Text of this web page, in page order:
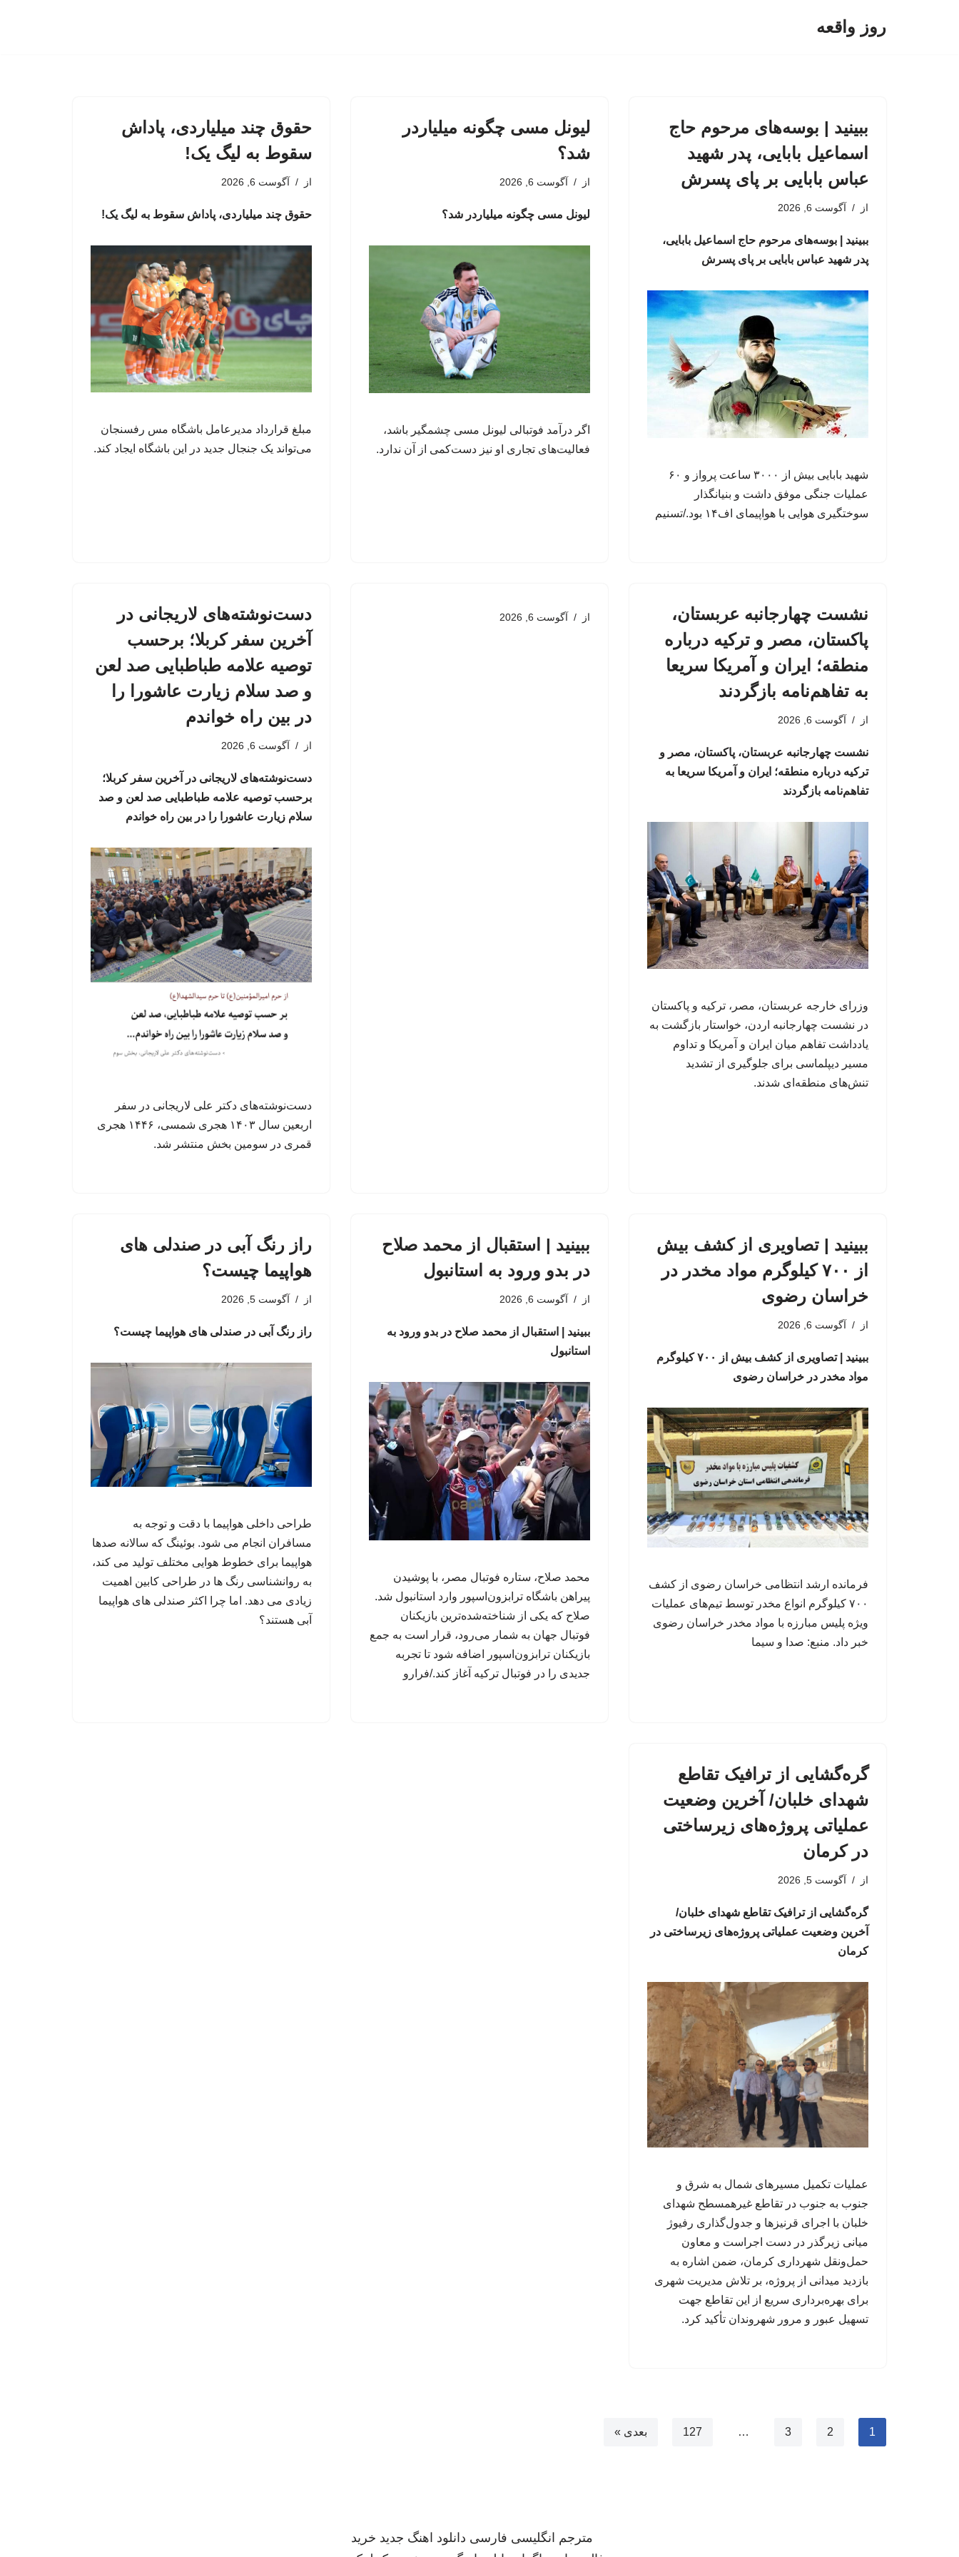
روز واقعه
ببینید | بوسه‌های مرحوم حاج
اسماعیل بابایی، پدر شهید
عباس بابایی بر پای پسرش
از آگوست 6, 2026
ببینید | بوسه‌های مرحوم حاج اسماعیل بابایی،
پدر شهید عباس بابایی بر پای پسرش
شهید بابایی بیش از ۳۰۰۰ ساعت پرواز و ۶۰
عملیات جنگی موفق داشت و بنیانگذار
سوختگیری هوایی با هواپیمای اف۱۴ بود./تسنیم
لیونل مسی چگونه میلیاردر
شد؟
از آگوست 6, 2026
لیونل مسی چگونه میلیاردر شد؟
اگر درآمد فوتبالی لیونل مسی چشمگیر باشد،
فعالیت‌های تجاری او نیز دست‌کمی از آن ندارد.
حقوق چند میلیاردی، پاداش
سقوط به لیگ یک!
از آگوست 6, 2026
حقوق چند میلیاردی، پاداش سقوط به لیگ یک!
مبلغ قرارداد مدیرعامل باشگاه مس رفسنجان
می‌تواند یک جنجال جدید در این باشگاه ایجاد کند.
نشست چهارجانبه عربستان،
پاکستان، مصر و ترکیه درباره
منطقه؛ ایران و آمریکا سریعا
به تفاهم‌نامه بازگردند
از آگوست 6, 2026
نشست چهارجانبه عربستان، پاکستان، مصر و
ترکیه درباره منطقه؛ ایران و آمریکا سریعا به
تفاهم‌نامه بازگردند
وزرای خارجه عربستان، مصر، ترکیه و پاکستان
در نشست چهارجانبه اردن، خواستار بازگشت به
یادداشت تفاهم میان ایران و آمریکا و تداوم
مسیر دیپلماسی برای جلوگیری از تشدید
تنش‌های منطقه‌ای شدند.
از آگوست 6, 2026
دست‌نوشته‌های لاریجانی در
آخرین سفر کربلا؛ برحسب
توصیه علامه طباطبایی صد لعن
و صد سلام زیارت عاشورا را
در بین راه خواندم
از آگوست 6, 2026
دست‌نوشته‌های لاریجانی در آخرین سفر کربلا؛
برحسب توصیه علامه طباطبایی صد لعن و صد
سلام زیارت عاشورا را در بین راه خواندم
دست‌نوشته‌های دکتر علی لاریجانی در سفر
اربعین سال ۱۴۰۳ هجری شمسی، ۱۴۴۶ هجری
قمری در سومین بخش منتشر شد.
ببینید | تصاویری از کشف بیش
از ۷۰۰ کیلوگرم مواد مخدر در
خراسان رضوی
از آگوست 6, 2026
ببینید | تصاویری از کشف بیش از ۷۰۰ کیلوگرم
مواد مخدر در خراسان رضوی
فرمانده ارشد انتظامی خراسان رضوی از کشف
۷۰۰ کیلوگرم انواع مخدر توسط تیم‌های عملیات
ویژه پلیس مبارزه با مواد مخدر خراسان رضوی
خبر داد. منبع: صدا و سیما
ببینید | استقبال از محمد صلاح
در بدو ورود به استانبول
از آگوست 6, 2026
ببینید | استقبال از محمد صلاح در بدو ورود به
استانبول
محمد صلاح، ستاره فوتبال مصر، با پوشیدن
پیراهن باشگاه ترابزون‌اسپور وارد استانبول شد.
صلاح که یکی از شناخته‌شده‌ترین بازیکنان
فوتبال جهان به شمار می‌رود، قرار است به جمع
بازیکنان ترابزون‌اسپور اضافه شود تا تجربه
جدیدی را در فوتبال ترکیه آغاز کند./فرارو
راز رنگ آبی در صندلی های
هواپیما چیست؟
از آگوست 5, 2026
راز رنگ آبی در صندلی های هواپیما چیست؟
طراحی داخلی هواپیما با دقت و توجه به
مسافران انجام می شود. بوئینگ که سالانه صدها
هواپیما برای خطوط هوایی مختلف تولید می کند،
به روانشناسی رنگ ها در طراحی کابین اهمیت
زیادی می دهد. اما چرا اکثر صندلی های هواپیما
آبی هستند؟
گره‌گشایی از ترافیک تقاطع
شهدای خلبان/ آخرین وضعیت
عملیاتی پروژه‌های زیرساختی
در کرمان
از آگوست 5, 2026
گره‌گشایی از ترافیک تقاطع شهدای خلبان/
آخرین وضعیت عملیاتی پروژه‌های زیرساختی در
کرمان
عملیات تکمیل مسیرهای شمال به شرق و
جنوب به جنوب در تقاطع غیرهمسطح شهدای
خلبان با اجرای قرنیزها و جدول‌گذاری رفیوژ
میانی زیرگذر در دست اجراست و معاون
حمل‌ونقل شهرداری کرمان، ضمن اشاره به
بازدید میدانی از پروژه، بر تلاش مدیریت شهری
برای بهره‌برداری سریع از این تقاطع جهت
تسهیل عبور و مرور شهروندان تأکید کرد.
1
2
3
…
127 بعدی »
مترجم انگلیسی فارسی دانلود اهنگ جدید خرید